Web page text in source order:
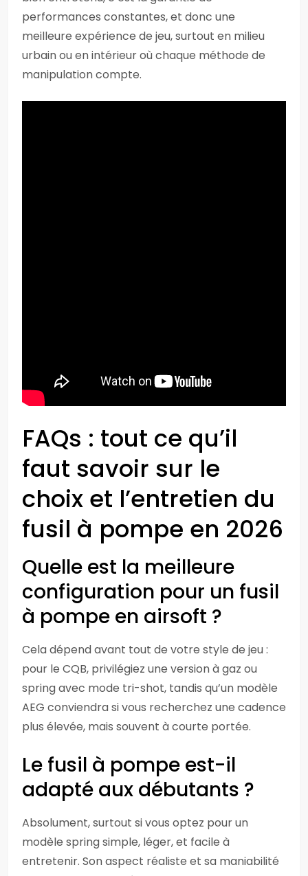
performances constantes, et donc une
meilleure expérience de jeu, surtout en milieu
urbain ou en intérieur où chaque méthode de
manipulation compte.
FAQs : tout ce qu’il
faut savoir sur le
choix et l’entretien du
fusil à pompe en 2026
Quelle est la meilleure
configuration pour un fusil
à pompe en airsoft ?
Cela dépend avant tout de votre style de jeu :
pour le CQB, privilégiez une version à gaz ou
spring avec mode tri-shot, tandis qu’un modèle
AEG conviendra si vous recherchez une cadence
plus élevée, mais souvent à courte portée.
Le fusil à pompe est-il
adapté aux débutants ?
Absolument, surtout si vous optez pour un
modèle spring simple, léger, et facile à
entretenir. Son aspect réaliste et sa maniabilité